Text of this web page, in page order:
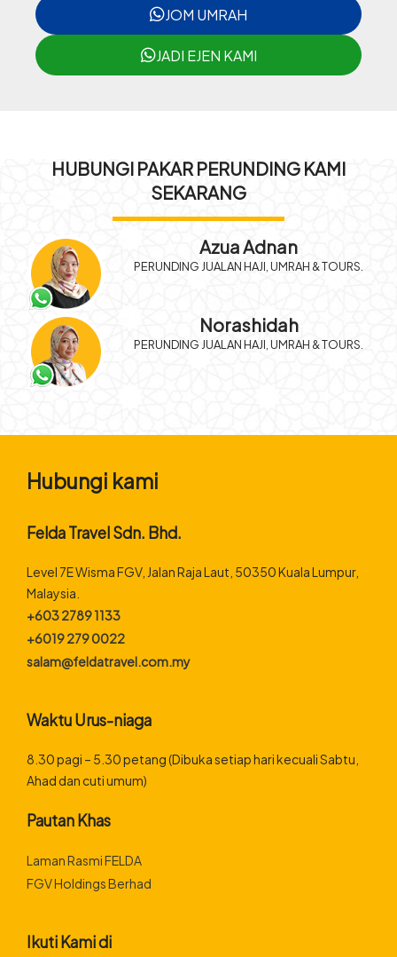
JOM UMRAH
JADI EJEN KAMI
HUBUNGI PAKAR PERUNDING KAMI
SEKARANG
Azua Adnan
PERUNDING JUALAN HAJI, UMRAH & TOURS.
Norashidah
PERUNDING JUALAN HAJI, UMRAH & TOURS.
Hubungi kami
Felda Travel Sdn. Bhd.
Level 7E Wisma FGV, Jalan Raja Laut, 50350 Kuala Lumpur,
Malaysia.
+603 2789 1133
+6019 279 0022
salam@feldatravel.com.my
Waktu Urus-niaga
8.30 pagi – 5.30 petang (Dibuka setiap hari kecuali Sabtu,
Ahad dan cuti umum)
Pautan Khas
Laman Rasmi FELDA
FGV Holdings Berhad
Ikuti Kami di